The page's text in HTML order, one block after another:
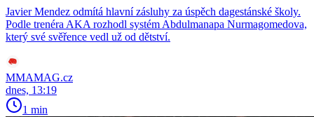
Javier Mendez odmítá hlavní zásluhy za úspěch dagestánské školy.
Podle trenéra AKA rozhodl systém Abdulmanapa Nurmagomedova,
který své svěřence vedl už od dětství.
MMAMAG.cz
dnes, 13:19
1 min